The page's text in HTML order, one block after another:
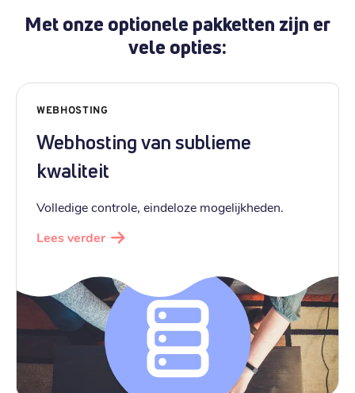
Met onze optionele pakketten zijn er
vele opties:
WEBHOSTING
Webhosting van sublieme
kwaliteit
Volledige controle, eindeloze mogelijkheden.
Lees verder